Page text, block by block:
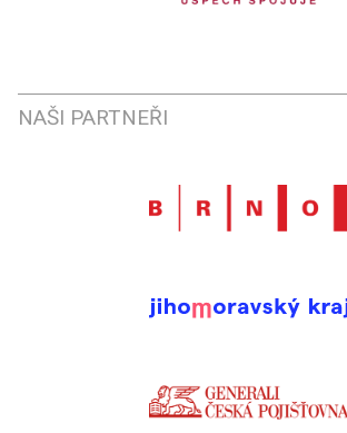
NAŠI PARTNEŘI